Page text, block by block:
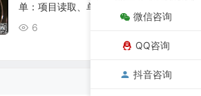
单：项目读取、单项确认与
复位核查
6
微信咨询
QQ咨询
抖音咨询